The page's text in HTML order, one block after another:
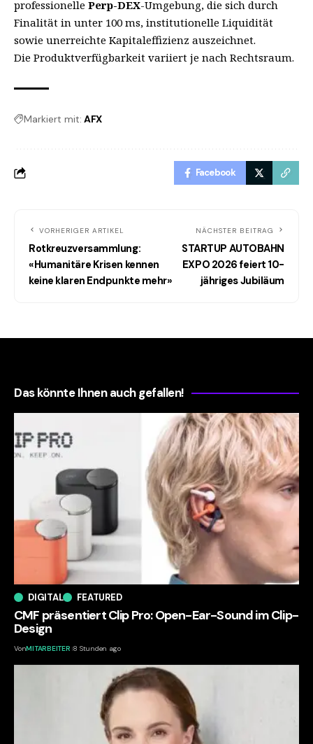
professionelle Perp-DEX-Umgebung, die sich durch
Finalität in unter 100 ms, institutionelle Liquidität
sowie unerreichte Kapitaleffizienz auszeichnet.
Die Produktverfügbarkeit variiert je nach Rechtsraum.
Markiert mit: AFX
Facebook
VORHERIGER ARTIKEL
Rotkreuzversammlung:
«Humanitäre Krisen kennen
keine klaren Endpunkte mehr»
NÄCHSTER BEITRAG
STARTUP AUTOBAHN
EXPO 2026 feiert 10-
jähriges Jubiläum
Das könnte Ihnen auch gefallen!
DIGITAL FEATURED
CMF präsentiert Clip Pro: Open-Ear-Sound im Clip-
Design
VonMITARBEITER 8 Stunden ago